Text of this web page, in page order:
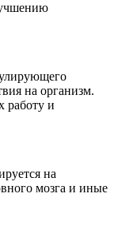
на организм.
работу и
на
мозга и иные